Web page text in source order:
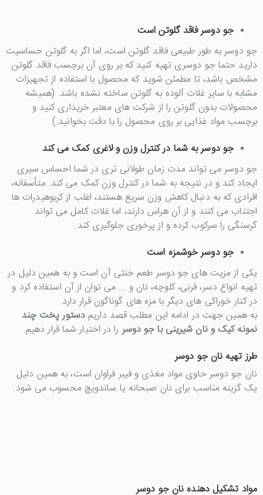
جو دوسر فاقد گلوتن است
جو دوسر به طور طبیعی فاقد گلوتن است، اما اگر به گلوتن حساسیت
دارید حتما جو دوسری تهیه کنید که بر روی آن برچسب فاقد گلوتن
مشخص باشد، تا مطمئن شوید که محصول با استفاده از تجهیزات
مشابه با سایر غلات آلوده به گلوتن ساخته نشده باشد. (همیشه
محصولات بدون گلوتن را از شرکت های معتبر خریداری کنید و
برچسب مواد غذایی بر روی محصول را با دقت بخوانید.)
جو دوسر به شما در کنترل وزن و لاغری کمک می کند
جو دوسر می تواند مدت زمان طولانی تری در شما احساس سیری
ایجاد کند و در نتیجه به شما در کنترل وزن کمک می کند. متأسفانه،
افرادی که به دنبال کاهش وزن سریع هستند، اغلب از کربوهیدرات ها
اجتناب می کنند و از آن هراس دارند، اما غلات کامل می تواند
گرسنگی را سرکوب کرده و از پرخوری جلوگیری کند.
جو دوسر خوشمزه است
یکی از مزیت های جو دوسر طعم خنثی آن است و به همین دلیل در
تهیه انواع دسر، فرنی، کلوچه، نان و ... می توان از آن استفاده کرد و
در کنار خوراکی های دیگر با مزه های گوناگون قرار دارد.
به همین جهت در ادامه این مطلب قصد داریم دستور پخت چند
نمونه کیک و نان شیرینی با جو دوسررا در اختیار شما قرار دهیم.
طرز تهیه نان جو دوسر
نان جو دوسر حاوی مواد مغذی و فیبر فراوان است، به همین دلیل
یک گزینه مناسب برای نان صبحانه یا ساندویچ محسوب می شود.
مواد تشکیل دهنده نان جو دوسر